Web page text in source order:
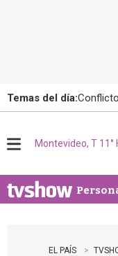
Temas del día:
u
Montevideo, T 11°
EL PAÍS